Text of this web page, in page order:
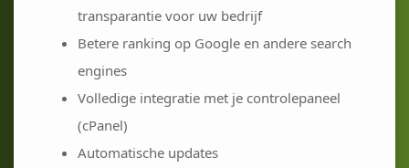
transparantie voor uw bedrijf
Betere ranking op Google en andere search
engines
Volledige integratie met je controlepaneel
(cPanel)
Automatische updates